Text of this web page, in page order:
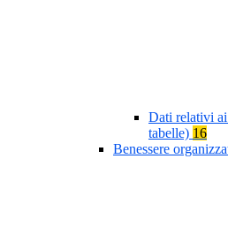
Dati relativi
tabelle) 16
Benessere